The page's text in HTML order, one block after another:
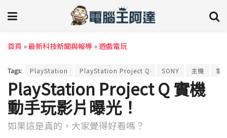
首頁 »最新科技新聞與報導 »遊戲電玩
Tags: PlayStation PlayStation Project Q SONY 主機 掌
PlayStation Project Q 實機
動手玩影片曝光！
如果這是真的，大家覺得好看嗎？